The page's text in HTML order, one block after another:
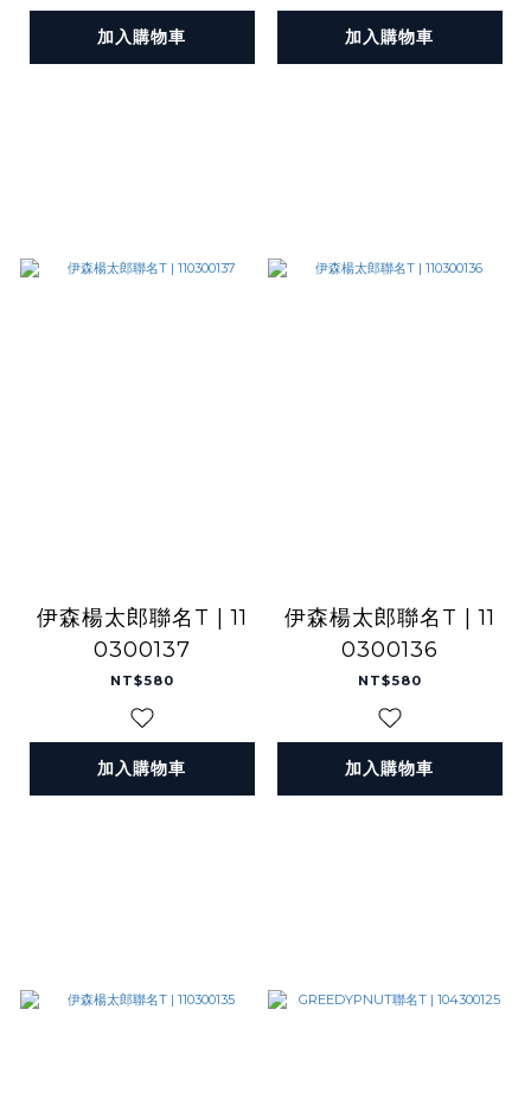
加入購物車 加入購物車
伊森楊太郎聯名T | 11
0300137
NT$580
加入購物車
伊森楊太郎聯名T | 11
0300136
NT$580
加入購物車